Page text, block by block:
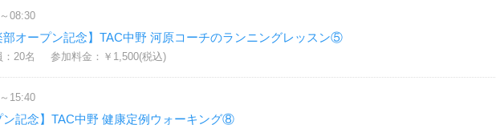
08:30
オープン記念】TAC中野 河原コーチのランニングレッスン⑤
：20名 参加料金：￥1,500(税込)
15:40
ン記念】TAC中野 健康定例ウォーキング⑧